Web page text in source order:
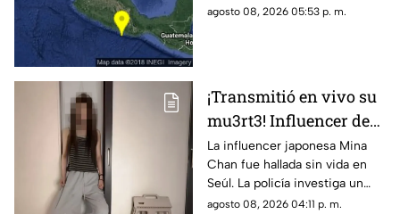
México hoy, con epicentro en
agosto 08, 2026 05:53 p. m.
¡Transmitió en vivo su
mu3rt3! Influencer de
k-pop Mina Chan
estaba en su
departamento de Seúl
La influencer japonesa Mina
Chan fue hallada sin vida en
Seúl. La policía investiga un
posible suicidio tras una alerta
agosto 08, 2026 04:11 p. m.